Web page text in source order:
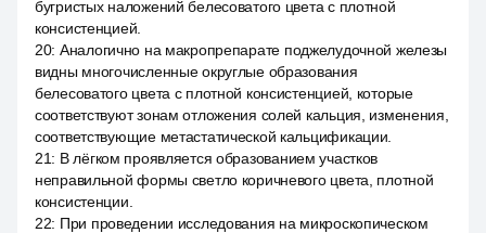
бугристых наложений белесоватого цвета с плотной
консистенцией.
20: Аналогично на макропрепарате поджелудочной железы
видны многочисленные округлые образования
белесоватого цвета с плотной консистенцией, которые
соответствуют зонам отложения солей кальция, изменения,
соответствующие метастатической кальцификации.
21: В лёгком проявляется образованием участков
неправильной формы светло коричневого цвета, плотной
консистенции.
22: При проведении исследования на микроскопическом